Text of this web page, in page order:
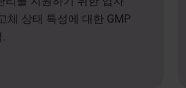
체 상태 특성에 대한 GMP